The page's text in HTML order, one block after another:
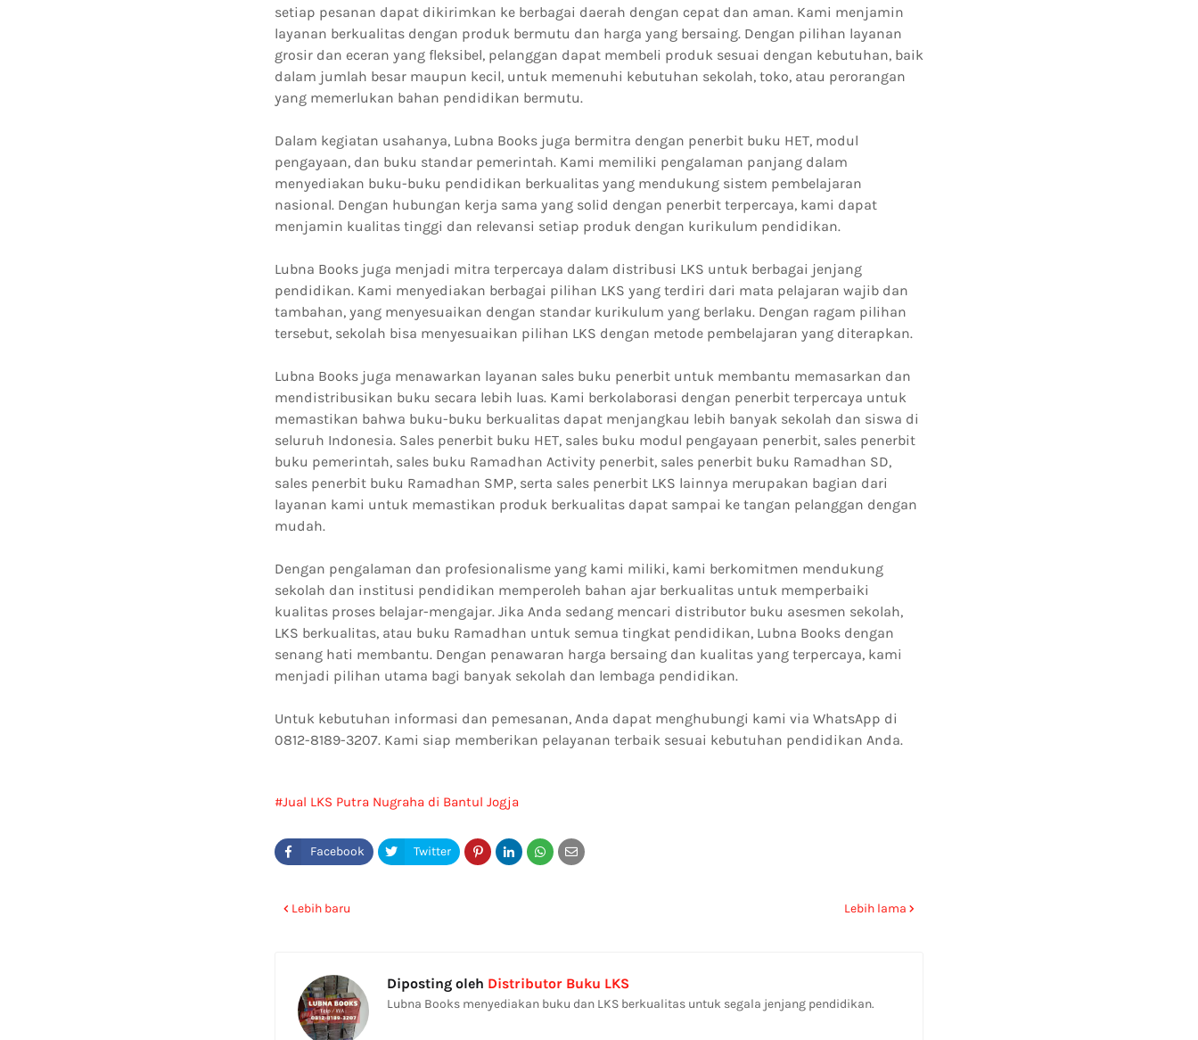
setiap pesanan dapat dikirimkan ke berbagai daerah dengan cepat dan aman. Kami menjamin
layanan berkualitas dengan produk bermutu dan harga yang bersaing. Dengan pilihan layanan
grosir dan eceran yang fleksibel, pelanggan dapat membeli produk sesuai dengan kebutuhan, baik
dalam jumlah besar maupun kecil, untuk memenuhi kebutuhan sekolah, toko, atau perorangan
yang memerlukan bahan pendidikan bermutu.
Dalam kegiatan usahanya, Lubna Books juga bermitra dengan penerbit buku HET, modul
pengayaan, dan buku standar pemerintah. Kami memiliki pengalaman panjang dalam
menyediakan buku-buku pendidikan berkualitas yang mendukung sistem pembelajaran
nasional. Dengan hubungan kerja sama yang solid dengan penerbit terpercaya, kami dapat
menjamin kualitas tinggi dan relevansi setiap produk dengan kurikulum pendidikan.
Lubna Books juga menjadi mitra terpercaya dalam distribusi LKS untuk berbagai jenjang
pendidikan. Kami menyediakan berbagai pilihan LKS yang terdiri dari mata pelajaran wajib dan
tambahan, yang menyesuaikan dengan standar kurikulum yang berlaku. Dengan ragam pilihan
tersebut, sekolah bisa menyesuaikan pilihan LKS dengan metode pembelajaran yang diterapkan.
Lubna Books juga menawarkan layanan sales buku penerbit untuk membantu memasarkan dan
mendistribusikan buku secara lebih luas. Kami berkolaborasi dengan penerbit terpercaya untuk
memastikan bahwa buku-buku berkualitas dapat menjangkau lebih banyak sekolah dan siswa di
seluruh Indonesia. Sales penerbit buku HET, sales buku modul pengayaan penerbit, sales penerbit
buku pemerintah, sales buku Ramadhan Activity penerbit, sales penerbit buku Ramadhan SD,
sales penerbit buku Ramadhan SMP, serta sales penerbit LKS lainnya merupakan bagian dari
layanan kami untuk memastikan produk berkualitas dapat sampai ke tangan pelanggan dengan
mudah.
Dengan pengalaman dan profesionalisme yang kami miliki, kami berkomitmen mendukung
sekolah dan institusi pendidikan memperoleh bahan ajar berkualitas untuk memperbaiki
kualitas proses belajar-mengajar. Jika Anda sedang mencari distributor buku asesmen sekolah,
LKS berkualitas, atau buku Ramadhan untuk semua tingkat pendidikan, Lubna Books dengan
senang hati membantu. Dengan penawaran harga bersaing dan kualitas yang terpercaya, kami
menjadi pilihan utama bagi banyak sekolah dan lembaga pendidikan.
Untuk kebutuhan informasi dan pemesanan, Anda dapat menghubungi kami via WhatsApp di
0812-8189-3207. Kami siap memberikan pelayanan terbaik sesuai kebutuhan pendidikan Anda.
Jual LKS Putra Nugraha di Bantul Jogja
Lebih baru Lebih lama
Diposting oleh Distributor Buku LKS
Lubna Books menyediakan buku dan LKS berkualitas untuk segala jenjang pendidikan.